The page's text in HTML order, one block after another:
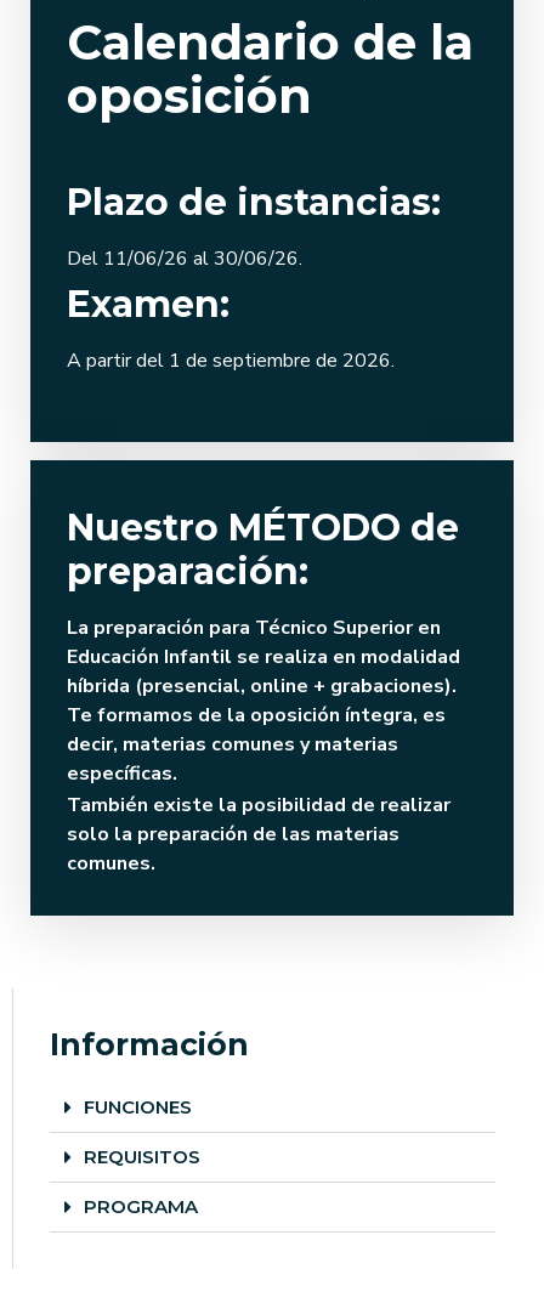
Calendario de la
oposición
Plazo de instancias:
Del 11/06/26 al 30/06/26.
Examen:
A partir del 1 de septiembre de 2026.
Nuestro MÉTODO de
preparación:
La preparación para Técnico Superior en
Educación Infantil se realiza en modalidad
híbrida (presencial, online + grabaciones).
Te formamos de la oposición íntegra, es
decir, materias comunes y materias
específicas.
También existe la posibilidad de realizar
solo la preparación de las materias
comunes.
Información
FUNCIONES
REQUISITOS
PROGRAMA